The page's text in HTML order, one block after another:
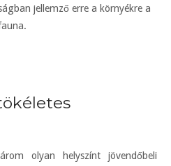
jellemző erre a környékre a
olyan helyszínt jövendőbeli